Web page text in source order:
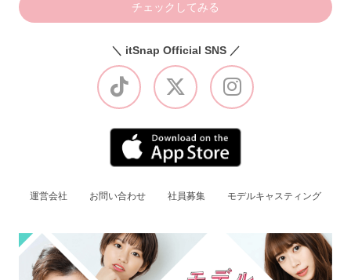
チェックしてみる
＼ itSnap Official SNS ／
運営会社 お問い合わせ 社員募集 モデルキャスティング